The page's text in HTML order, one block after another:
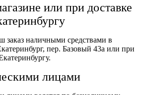
или при доставке
заказ наличными средствами в
пер. Базовый 43а или при
лицами